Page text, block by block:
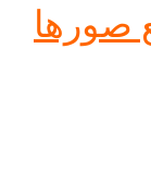
صورها